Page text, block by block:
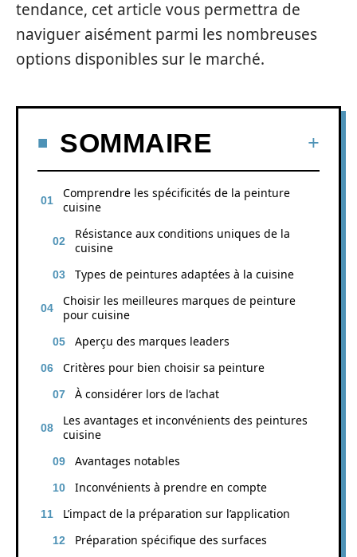
tendance, cet article vous permettra de
naviguer aisément parmi les nombreuses
options disponibles sur le marché.
SOMMAIRE
Comprendre les spécificités de la peinture
cuisine
Résistance aux conditions uniques de la
cuisine
Types de peintures adaptées à la cuisine
Choisir les meilleures marques de peinture
pour cuisine
Aperçu des marques leaders
Critères pour bien choisir sa peinture
À considérer lors de l’achat
Les avantages et inconvénients des peintures
cuisine
Avantages notables
Inconvénients à prendre en compte
L’impact de la préparation sur l’application
Préparation spécifique des surfaces